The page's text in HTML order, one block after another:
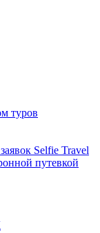
туров
Selfie Travel
путевкой